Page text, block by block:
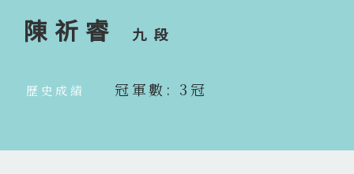
陳祈睿 九段
歷史成績 冠軍數: 3冠